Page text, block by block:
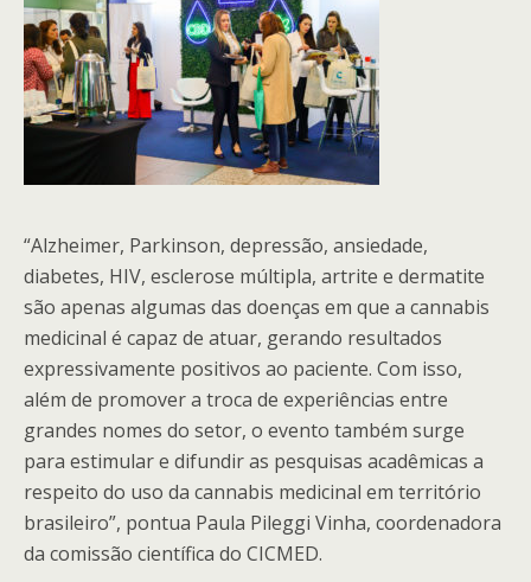
“Alzheimer, Parkinson, depressão, ansiedade,
diabetes, HIV, esclerose múltipla, artrite e dermatite
são apenas algumas das doenças em que a cannabis
medicinal é capaz de atuar, gerando resultados
expressivamente positivos ao paciente. Com isso,
além de promover a troca de experiências entre
grandes nomes do setor, o evento também surge
para estimular e difundir as pesquisas acadêmicas a
respeito do uso da cannabis medicinal em território
brasileiro”, pontua Paula Pileggi Vinha, coordenadora
da comissão científica do CICMED.